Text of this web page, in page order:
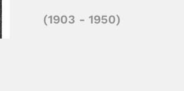
(1903 - 1950)